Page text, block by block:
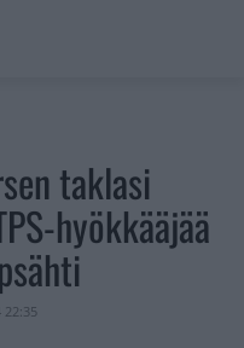
taklasi
hyökkääjää
22:35